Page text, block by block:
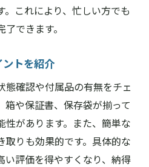
。これにより、忙しい方でも
できます。
トを紹介
確認や付属品の有無をチェ
箱や保証書、保存袋が揃って
性があります。また、簡単な
取りも効果的です。具体的な
い評価を得やすくなり、納得